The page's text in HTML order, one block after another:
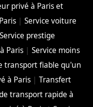
privé à Paris et
|Service voiture
Service prestige
Paris |Service moins
transport fiable qu'un
à Paris| Transfert
transport rapide à